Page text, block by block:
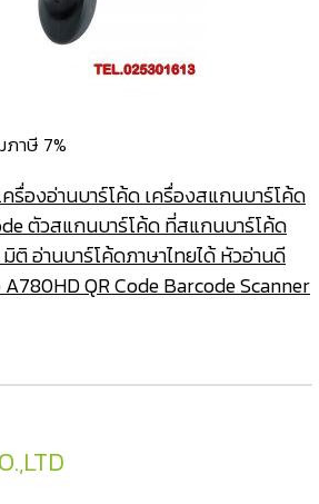
ภาษี 7%
รื่องอ่านบาร์โค้ด เครื่องสแกนบาร์โค้ด
ตัวสแกนบาร์โค้ด ที่สแกนบาร์โค้ด
ติ อ่านบาร์โค้ดภาษาไทยได้ หัวอ่านดี
QR Code Barcode Scanner